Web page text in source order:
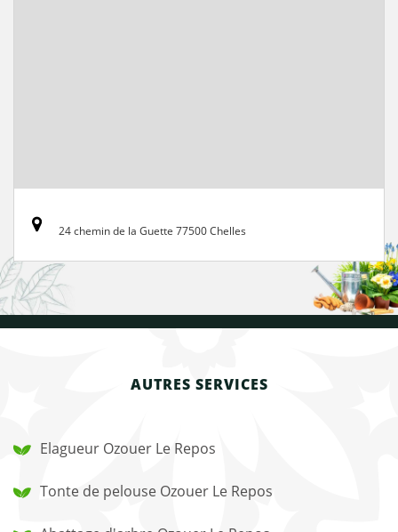
24 chemin de la Guette 77500 Chelles
AUTRES SERVICES
Elagueur Ozouer Le Repos
Tonte de pelouse Ozouer Le Repos